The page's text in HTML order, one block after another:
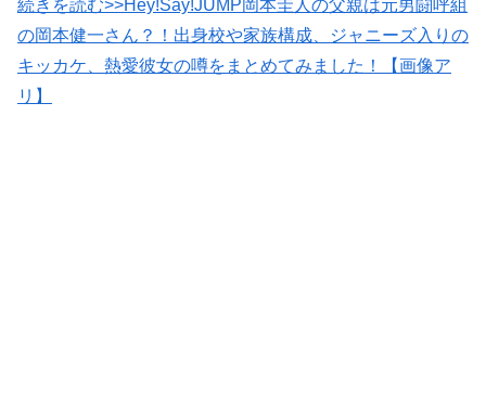
続きを読む>>Hey!Say!JUMP岡本圭人の父親は元男闘呼組
の岡本健一さん？！出身校や家族構成、ジャニーズ入りの
キッカケ、熱愛彼女の噂をまとめてみました！【画像ア
リ】